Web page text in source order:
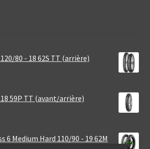
80 - 18 62S TT (arrière)
59P TT (avant/arrière)
6 Medium Hard 110/90 - 19 62M